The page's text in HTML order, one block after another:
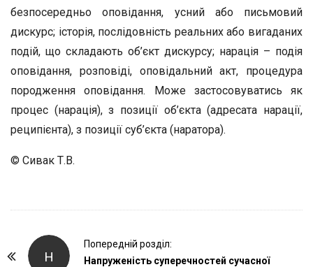
безпосередньо оповідання, усний або письмовий
дискурс; історія, послідовність реальних або вигаданих
подій, що складають об’єкт дискурсу; нарація – подія
оповідання, розповіді, оповідальний акт, процедура
породження оповідання. Може застосовуватись як
процес (нарація), з позиції об’єкта (адресата нарації,
реципієнта), з позиції суб’єкта (наратора).
© Сивак Т.В.
Н
Попередній розділ:
Напруженість суперечностей сучасної